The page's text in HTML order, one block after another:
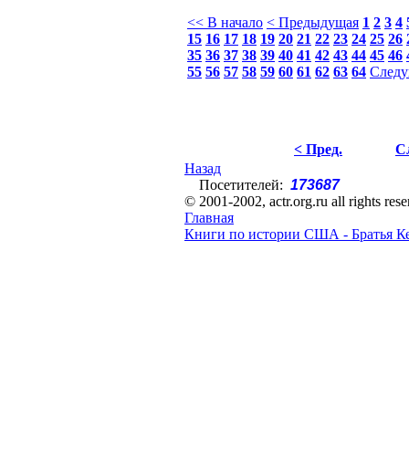
<< В начало < Предыдущая 1 2 3 4
15 16 17 18 19 20 21 22 23 24 25 26
35 36 37 38 39 40 41 42 43 44 45 46
55 56 57 58 59 60 61 62 63 64
< Пред.
Назад
Посетителей: 173687
© 2001-2002, actr.org.ru all rights
Главная
Книги по истории США - Братья